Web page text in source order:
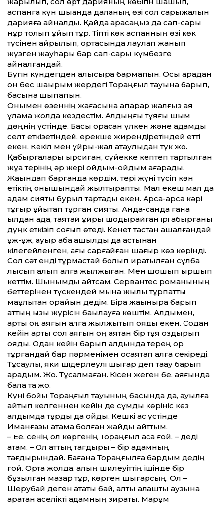
жарылып, сол өрт дарияның көбігін шашып,
аспанға күн шыққанда даланың өзі сол сарыжалқын
дарияға айналды. Қайда қарасаңыз да сап-сары
нұр толқып ұйып тұр. Тіпті көк аспанның өзі көк
түсінен айрылып, ортасында лаулап жанып
жүзген жауһары бар сап-сары күмбезге
айналғандай.
Бүгін күндегіден алысырақ бармақпын. Осы арадан
он бес шақырым жердегі Тораңғыл тауына барып,
басына шықпақпын.
Онымен өзеннің жағасына апарар жалғыз аяқ
құлама жолда кездестім. Алдыңғы тұяғы шым
дөңнің үстінде. Басы орасан үлкен және адамды
селт еткізетіндей, ерекше жирендіретіндей етті
екен. Кекіл мен құйрық-жал атау­лыдан түк жоқ.
Қабырғалары ырсиған, сүйекке кептеп тартылған
жұқа терінің әр жері ойдым-ойдым ағарады.
Жақындап барғанда көрдім, тері жүні түсіп көн
етіктің қонышындай жылтырапты. Мал екеш мал да
адам сияқты бурыл тартады екен. Арса-арса кәрі
тұғыр ұйықтап тұрған сияқты. Анда-санда ғана
қылдан ада, таяқтай құйрық шодырайған ірі қабырғаны
дүңк еткізіп соғып өтеді. Кенет тастан қашалғандай
құж-құж, ауыр қабақ ашылды да астынан
кілегейленген, ағы сарғайған шағыр көз көрінді.
Сол сәт енді тұрмастай болып қиратылған сұлба
лықсып қалып алға жылжыған. Мен шошып ыршып
кеттім. Шынымды айтсам, Сервантес романының
беттерінен түскендей мына жылқы тұрпатты
мақұлықтан қорқайын дедім. Бірақ жақынырақ барып
аттың қызық жүрісін бақылауға көштім. Алдымен,
артқы оң аяғын алға жылжытып қояды екен. Содан
кейін артқы сол аяғын оң аяқтан бір тұяқ оздырып
қояды. Одан кейін барып алдында терең ор
тұрғандай бар пәрменімен қосаяқтап алға секіреді.
Тұсаулы, яки шідерлеулі шығар деп тақау барып
қарадым. Жоқ. Тұсалмаған. Кісен жеген бе, аяғында
балақ та жоқ.
Күні бойы Тораңғыл тауының басында да, ауылға
қайтып келгеннен кейін де сұмдық көрініс көз
алдымда тұрды да қойды. Кешкі ас үстінде
Иманғазы атама болған жайды айттым.
– Ее, сенің ол көргенің Тораңғыл қасқа ғой, – деді
атам. – Ол аттың тағдыры – бір адамның
тағдырындай. Бағана Тораңғылға бардым дедің
ғой. Орта жолда, қалың шилеуіттің ішінде бір
бұзылған мазар тұр, көрген шығарсың. Ол –
Шерубай деген атақты бай, алты алашты аузына
қаратқан қаселікті адамның зираты. Марқұм